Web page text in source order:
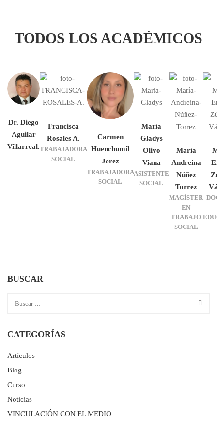
TODOS LOS ACADÉMICOS
Dr. Diego
Aguilar
Villarreal.
Francisca
Rosales A.
TRABAJADORA
SOCIAL
Carmen
Huenchumil
Jerez
TRABAJADORA
SOCIAL
María
Gladys
Olivo
Viana
ASISTENTE
SOCIAL
María
Andreina
Núñez
Torrez
MAGÍSTER
EN
TRABAJO
SOCIAL
BUSCAR
CATEGORÍAS
Artículos
Blog
Curso
Noticias
VINCULACIÓN CON EL MEDIO